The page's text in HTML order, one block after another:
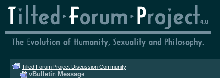
Tilted Forum Project Discussion Community
vBulletin Message